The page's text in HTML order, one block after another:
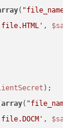
( "file_name"
,
array( "file_name"
,